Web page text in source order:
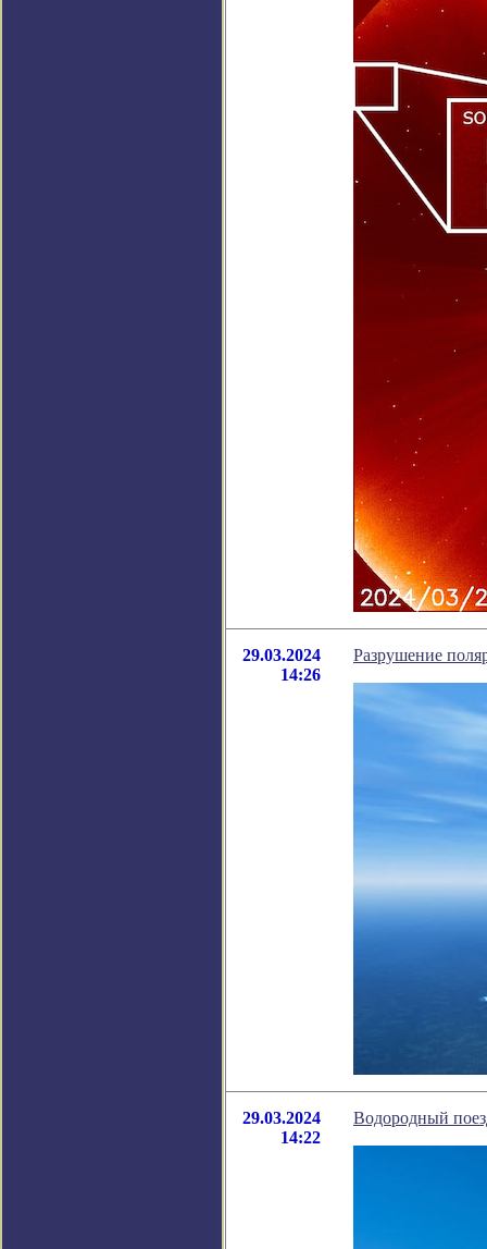
29.03.2024
14:26
Разрушение
29.03.2024
14:22
Водородный